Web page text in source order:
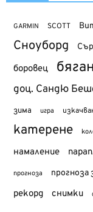
GARMIN SCOTT
Сноуборд
боровец
доц. Сандю
зима игра
катерене
намаление
прогноза прогноза
рекорд снимки